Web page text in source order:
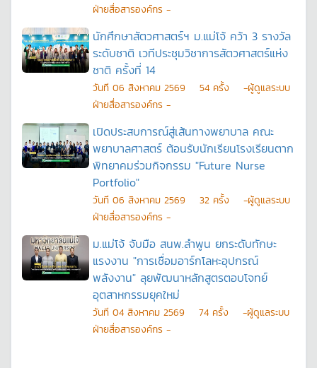
ฝ่ายสื่อสารองค์กร -
นักศึกษาสัตวศาสตร์ฯ ม.แม่โจ้ คว้า 3 รางวัล
ระดับชาติ เวทีประชุมวิชาการสัตวศาสตร์แห่ง
ชาติ ครั้งที่ 14
วันที 06 สิงหาคม 2569 54 ครั้ง
-ผู้ดูแลระบบ
ฝ่ายสื่อสารองค์กร -
เปิดประสบการณ์สู่เส้นทางพยาบาล คณะ
พยาบาลศาสตร์ ต้อนรับนักเรียนโรงเรียนตาก
พิทยาคมร่วมกิจกรรม "Future Nurse
Portfolio"
วันที 06 สิงหาคม 2569 32 ครั้ง
-ผู้ดูแลระบบ
ฝ่ายสื่อสารองค์กร -
ม.แม่โจ้ จับมือ สนพ.ลำพูน ยกระดับทักษะ
แรงงาน "การเชื่อมอาร์กโลหะอุปกรณ์
พลังงาน" ลุยพัฒนาหลักสูตรตอบโจทย์
อุตสาหกรรมยุคใหม่
วันที 04 สิงหาคม 2569 74 ครั้ง
-ผู้ดูแลระบบ
ฝ่ายสื่อสารองค์กร -